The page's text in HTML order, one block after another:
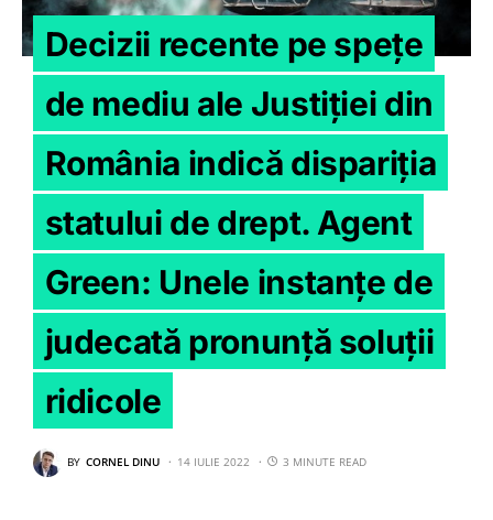
Decizii recente pe spețe
de mediu ale Justiției din
România indică dispariția
statului de drept. Agent
Green: Unele instanțe de
judecată pronunță soluții
ridicole
BY CORNEL DINU 14 IULIE 2022 3 MINUTE READ